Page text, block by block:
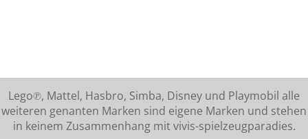
Lego℗, Mattel, Hasbro, Simba, Disney und Playmobil alle
weiteren genanten Marken sind eigene Marken und stehen
in keinem Zusammenhang mit vivis-spielzeugparadies.